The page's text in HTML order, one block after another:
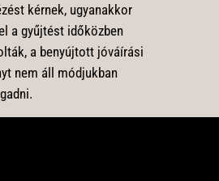
kérnek, ugyanakkor
a gyűjtést időközben
a benyújtott jóváírási
nem áll módjukban